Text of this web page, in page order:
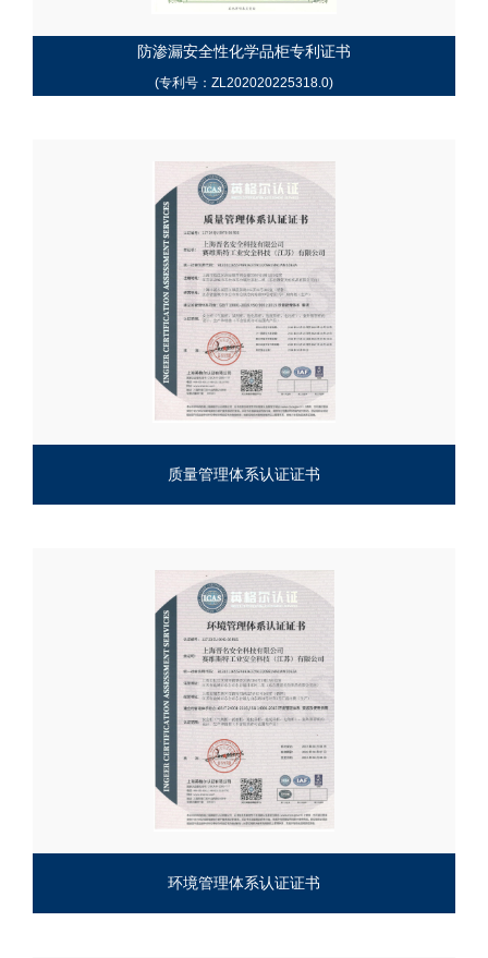
防渗漏安全性化学品柜专利证书
(专利号：ZL202020225318.0)
质量管理体系认证证书
环境管理体系认证证书